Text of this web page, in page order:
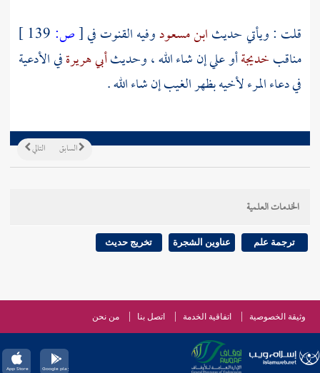
قلت : ويأتي حديثابن مسعودوفيه القنوت في[ص:
مناقبخديجةأوعليإن شاء الله ، وحديثأبي هريرةفي الأدعية
في دعاء المرء لأخيه بظهر الغيب إن شاء الله .
التالي السابق
الخدمات العلمية
ترجمة علم عناوين الشجرة تخريج حديث
وثيقة الخصوصية اتفاقية الخدمة اتصل بنا من نحن